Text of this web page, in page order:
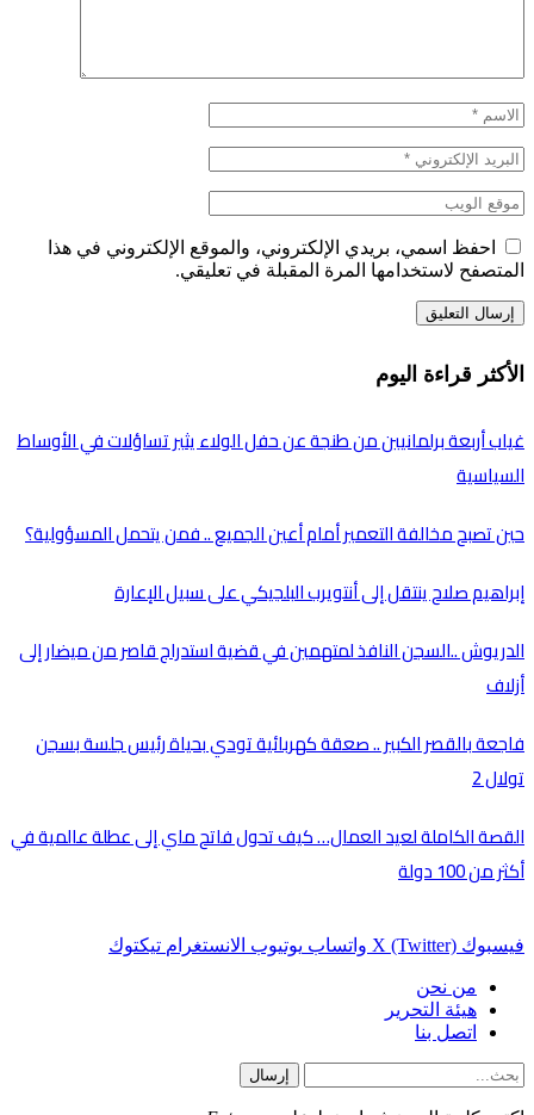
احفظ اسمي، بريدي الإلكتروني، والموقع الإلكتروني في هذا
المتصفح لاستخدامها المرة المقبلة في تعليقي.
الأكثر قراءة اليوم
غياب أربعة برلمانيين من طنجة عن حفل الولاء يثير تساؤلات في الأوساط
السياسية
حين تصبح مخالفة التعمير أمام أعين الجميع .. فمن يتحمل المسؤولية؟
إبراهيم صلاح ينتقل إلى أنتويرب البلجيكي على سبيل الإعارة
الدريوش ..السجن النافذ لمتهمين في قضية استدراج قاصر من ميضار إلى
أزلاف
فاجعة بالقصر الكبير .. صعقة كهربائية تودي بحياة رئيس جلسة بسجن
تولال 2
القصة الكاملة لعيد العمال… كيف تحول فاتح ماي إلى عطلة عالمية في
أكثر من 100 دولة
فيسبوك X (Twitter) واتساب يوتيوب الانستغرام تيكتوك
من نحن
هيئة التحرير
اتصل بنا
إرسال